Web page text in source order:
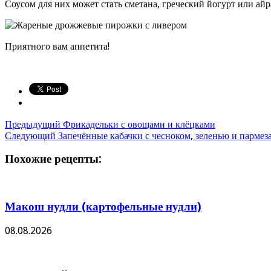
Соусом для них может стать сметана, греческий йогурт или
Приятного вам аппетита!
Предыдущий Фрикадельки с овощами и клёцками
Следующий Запечённые кабачки с чесноком, зеленью и
Похожие рецепты:
Макош нудли (картофельные нудли)
08.08.2026